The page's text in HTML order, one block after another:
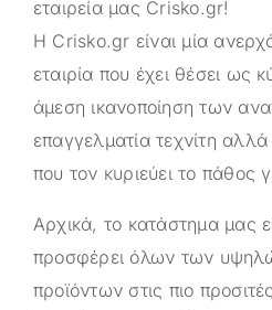
εταιρεία μας Crisko.gr!
Η Crisko.gr είναι μία
εταιρία που έχει θέσει ως
άμεση ικανοποίηση των
επαγγελματία τεχνίτη αλλά
που τον κυριεύει το πάθος
Αρχικά, το κατάστημα μας
προσφέρει όλων των
προϊόντων στις πιο